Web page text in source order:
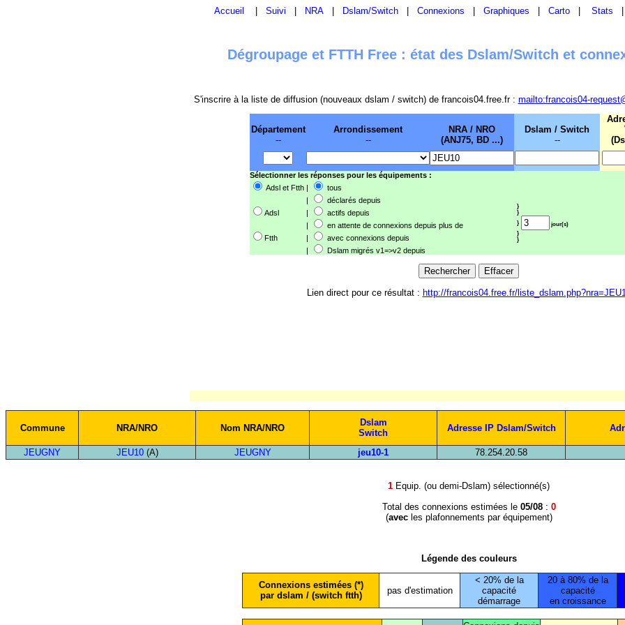
Accueil Suivi NRA Dslam/Switch Connexions Graphiques Carto Stats
Dégroupage et FTTH Free : état des Dslam/Switch et
S'inscrire à la liste de diffusion (nouveaux dslam / switch) de francois04.free.fr : mailto:francois04-
Département
--
Arrondissement
--
NRA / NRO
(ANJ75, BD ...)
Dslam / Switch
--
Sélectionner les réponses pour les équipements :
Adsl et Ftth |
tous
|
déclarés depuis
}
}
}
jour(s)
}
}
Adsl |
actifs depuis
|
en attente de connexions depuis plus de
Ftth
|
avec connexions depuis
|
Dslam migrés v1=>v2 depuis
Lien direct pour ce résultat : http://francois04.free.fr/
Commune NRA/NRO Nom NRA/NRO
Dslam
Switch
Adresse IP Dslam/Switch
JEUGNY
JEU10(A) JEUGNY jeu10-1 78.254.20.58
1 Equip. (ou demi-Dslam) sélectionné(s)
Total des connexions estimées le 05/08: 0
(avecles plafonnements par équipement)
Légende des couleurs
Connexions estimées (*)
par dslam / (switch ftth)
pas d'estimation
< 20% de la
capacité
démarrage
20 à 80% de la
capacité
en croissance